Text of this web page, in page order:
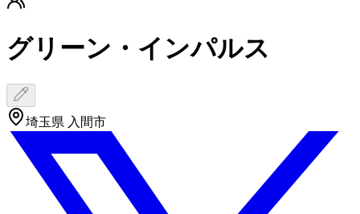
グリーン・インパルス
埼玉県 入間市